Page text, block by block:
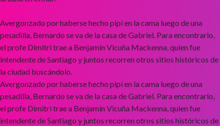
Avergonzado por haberse hecho pipí en la cama luego de una
pesadilla, Bernardo se va de la casa de Gabriel. Para encontrarlo,
el profe Dimitri trae a Benjamín Vicuña Mackenna, quien fue
intendente de Santiago y juntos recorren otros sitios históricos de
la ciudad buscándolo.
Avergonzado por haberse hecho pipí en la cama luego de una
pesadilla, Bernardo se va de la casa de Gabriel. Para encontrarlo,
el profe Dimitri trae a Benjamín Vicuña Mackenna, quien fue
intendente de Santiago y juntos recorren otros sitios históricos de